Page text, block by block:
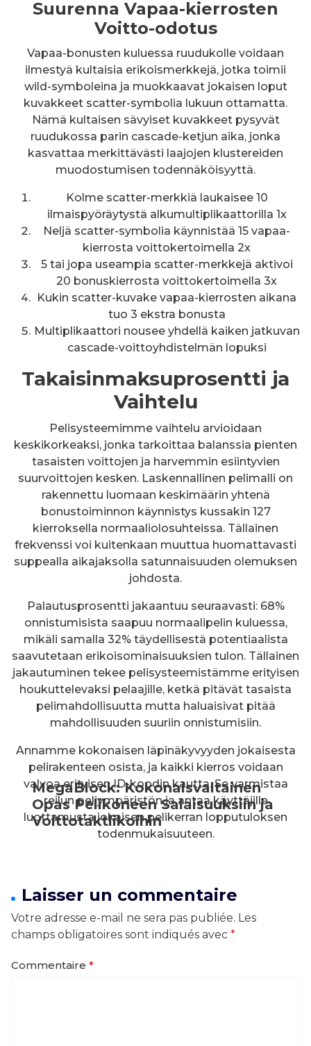
MegaBlock: Kokonaisvaltainen
Opas Pelikoneen Salaisuuksiin ja
Voittotaktiikoihin
Suurenna Vapaa-kierrosten
Voitto-odotus
Vapaa-bonusten kuluessa ruudukolle voidaan
ilmestyä kultaisia erikoismerkkejä, jotka toimii
wild-symboleina ja muokkaavat jokaisen loput
kuvakkeet scatter-symbolia lukuun ottamatta.
Nämä kultaisen sävyiset kuvakkeet pysyvät
ruudukossa parin cascade-ketjun aika, jonka
kasvattaa merkittävästi laajojen klustereiden
muodostumisen todennäköisyyttä.
Kolme scatter-merkkiä laukaisee 10
ilmaispyöräytystä alkumultiplikaattorilla 1x
Neljä scatter-symbolia käynnistää 15 vapaa-
kierrosta voittokertoimella 2x
5 tai jopa useampia scatter-merkkejä aktivoi
20 bonuskierrosta voittokertoimella 3x
Kukin scatter-kuvake vapaa-kierrosten aikana
tuo 3 ekstra bonusta
Multiplikaattori nousee yhdellä kaiken jatkuvan
cascade-voittoyhdistelmän lopuksi
Takaisinmaksuprosentti ja
Vaihtelu
Pelisysteemimme vaihtelu arvioidaan
keskikorkeaksi, jonka tarkoittaa balanssia pienten
tasaisten voittojen ja harvemmin esiintyvien
suurvoittojen kesken. Laskennallinen pelimalli on
rakennettu luomaan keskimäärin yhtenä
bonustoiminnon käynnistys kussakin 127
kierroksella normaaliolosuhteissa. Tällainen
frekvenssi voi kuitenkaan muuttua huomattavasti
suppealla aikajaksolla satunnaisuuden olemuksen
johdosta.
Palautusprosentti jakaantuu seuraavasti: 68%
onnistumisista saapuu normaalipelin kuluessa,
mikäli samalla 32% täydellisestä potentiaalista
saavutetaan erikoisominaisuuksien tulon. Tällainen
jakautuminen tekee pelisysteemistämme erityisen
houkuttelevaksi pelaajille, ketkä pitävät tasaista
pelimahdollisuutta mutta haluaisivat pitää
mahdollisuuden suuriin onnistumisiin.
Annamme kokonaisen läpinäkyvyyden jokaisesta
pelirakenteen osista, ja kaikki kierros voidaan
valvoa erityisen ID-koodin kautta. Se varmistaa
reilun peliympäristön ja antaa käyttäjille
luottamusta jokaisen pelikerran lopputuloksen
todenmukaisuuteen.
Laisser un commentaire
Votre adresse e-mail ne sera pas publiée. Les
champs obligatoires sont indiqués avec *
Commentaire *